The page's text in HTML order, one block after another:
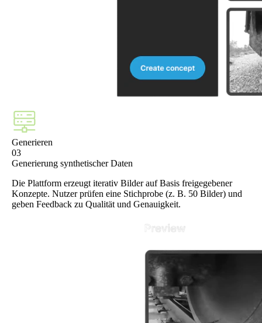
Generieren
03
Generierung synthetischer Daten
Die Plattform erzeugt iterativ Bilder auf Basis freigegebener
Konzepte. Nutzer prüfen eine Stichprobe (z. B. 50 Bilder) und
geben Feedback zu Qualität und Genauigkeit.